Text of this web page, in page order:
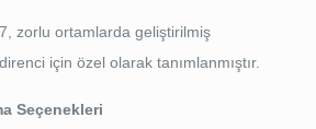
zorlu ortamlarda geliştirilmiş
için özel olarak tanımlanmıştır.
Seçenekleri